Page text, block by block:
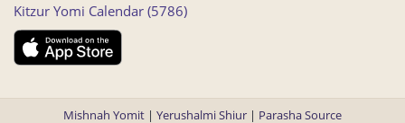
Kitzur Yomi Calendar (5786)
Mishnah Yomit | Yerushalmi Shiur | Parasha Source